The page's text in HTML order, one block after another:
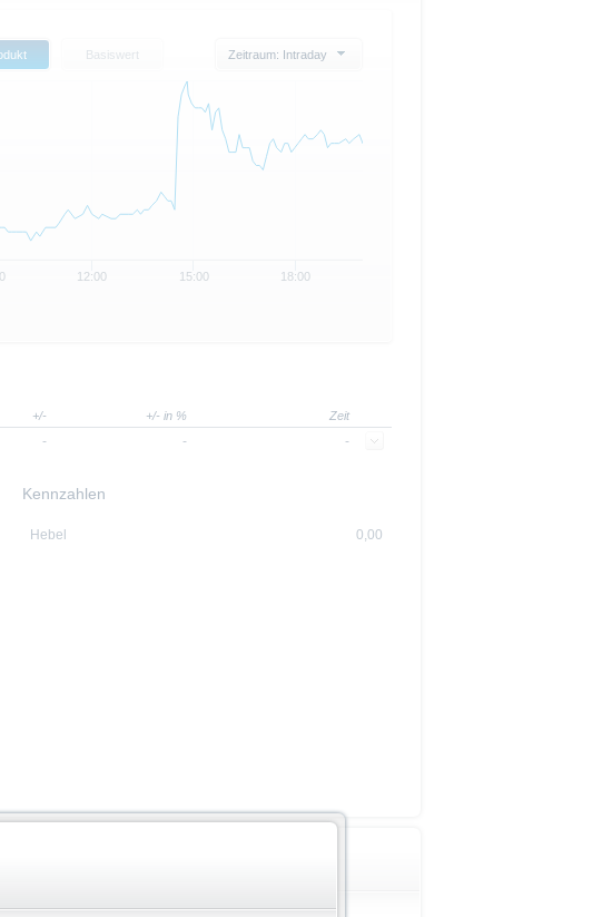
Basiswert Zeitraum: Intraday
12:00 15:00 18:00
+/- +/- in % Zeit
- - -
Kennzahlen
Hebel 0,00